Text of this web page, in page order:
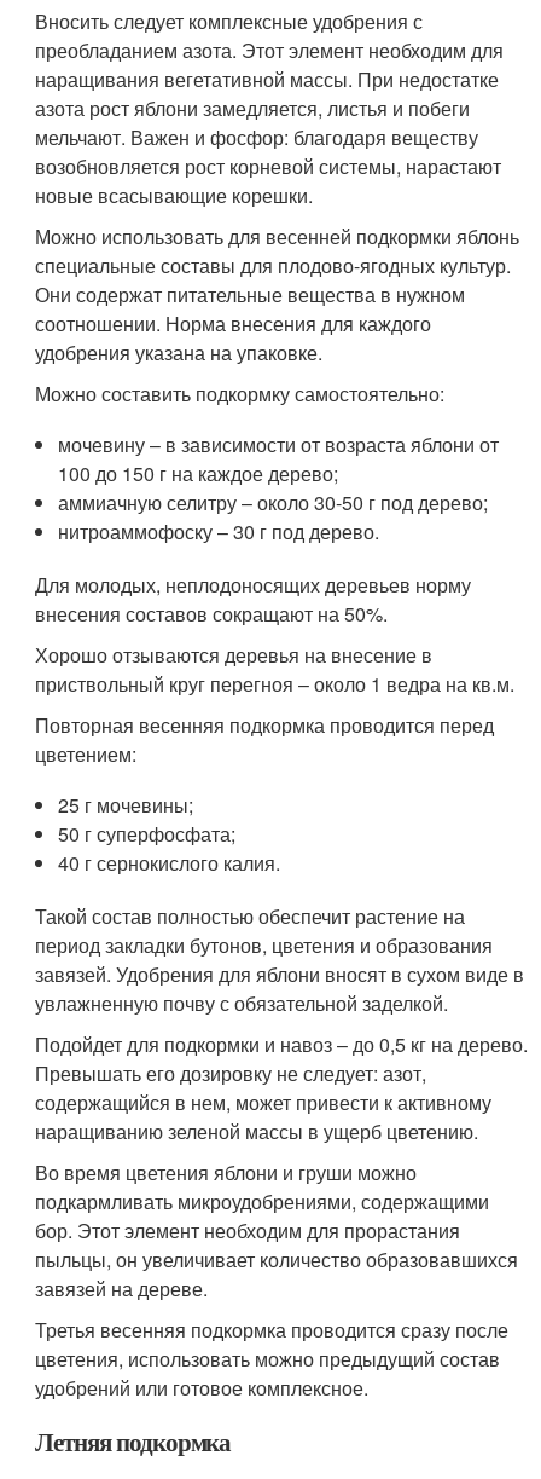
Вносить следует комплексные удобрения с
преобладанием азота. Этот элемент необходим для
наращивания вегетативной массы. При недостатке
азота рост яблони замедляется, листья и побеги
мельчают. Важен и фосфор: благодаря веществу
возобновляется рост корневой системы, нарастают
новые всасывающие корешки.
Можно использовать для весенней подкормки яблонь
специальные составы для плодово-ягодных культур.
Они содержат питательные вещества в нужном
соотношении. Норма внесения для каждого
удобрения указана на упаковке.
Можно составить подкормку самостоятельно:
мочевину – в зависимости от возраста яблони от
100 до 150 г на каждое дерево;
аммиачную селитру – около 30-50 г под дерево;
нитроаммофоску – 30 г под дерево.
Для молодых, неплодоносящих деревьев норму
внесения составов сокращают на 50%.
Хорошо отзываются деревья на внесение в
приствольный круг перегноя – около 1 ведра на кв.м.
Повторная весенняя подкормка проводится перед
цветением:
25 г мочевины;
50 г суперфосфата;
40 г сернокислого калия.
Такой состав полностью обеспечит растение на
период закладки бутонов, цветения и образования
завязей. Удобрения для яблони вносят в сухом виде в
увлажненную почву с обязательной заделкой.
Подойдет для подкормки и навоз – до 0,5 кг на дерево.
Превышать его дозировку не следует: азот,
содержащийся в нем, может привести к активному
наращиванию зеленой массы в ущерб цветению.
Во время цветения яблони и груши можно
подкармливать микроудобрениями, содержащими
бор. Этот элемент необходим для прорастания
пыльцы, он увеличивает количество образовавшихся
завязей на дереве.
Третья весенняя подкормка проводится сразу после
цветения, использовать можно предыдущий состав
удобрений или готовое комплексное.
Летняя подкормка